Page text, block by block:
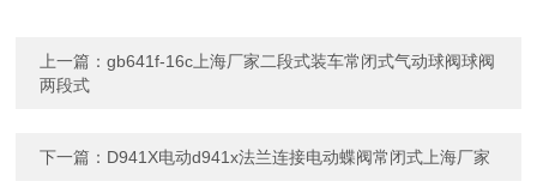
上一篇：gb641f-16c上海厂家二段式装车常闭式气动球阀球阀
两段式
下一篇： D941X电动d941x法兰连接电动蝶阀常闭式上海厂家